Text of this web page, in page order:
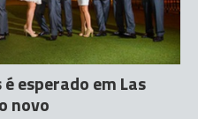
esperado em Las
novo